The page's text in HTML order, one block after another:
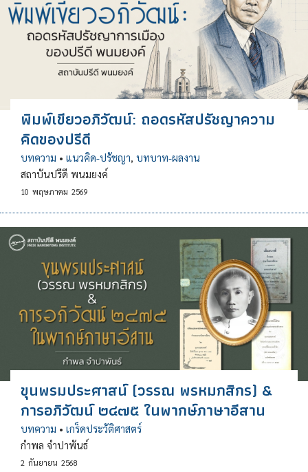
พิมพ์เขียวอภิวัฒน์: ถอดรหัสปรัชญาความ
คิดของปรีดี
บทความ • แนวคิด-ปรัชญา, บทบาท-ผลงาน
สถาบันปรีดี พนมยงค์
10 พฤษภาคม 2569
ขุนพรมประศาสน์ (วรรณ พรหมกสิกร) &
การอภิวัฒน์ ๒๔๗๕ ในพากษ์ภาษาอีสาน
บทความ • เกร็ดประวัติศาสตร์
กำพล จำปาพันธ์
2 กันยายน 2568